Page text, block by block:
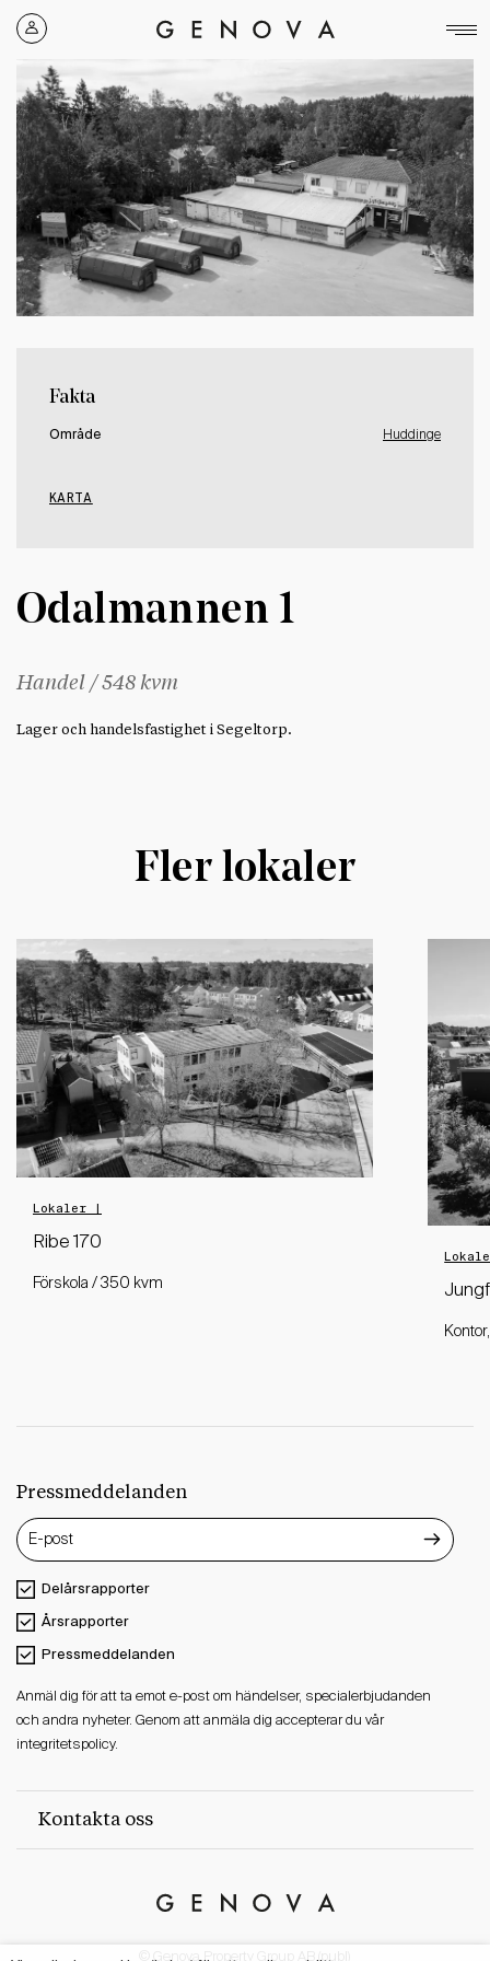
Genova
Fakta
Område Huddinge
KARTA
Odalmannen 1
Handel / 548 kvm
Lager och handelsfastighet i Segeltorp.
Fler lokaler
Lokaler |
Ribe 170
Förskola / 350 kvm
Pressmeddelanden
Delårsrapporter
Årsrapporter
Pressmeddelanden
Anmäl dig för att ta emot e-post om händelser, specialerbjudanden
och andra nyheter. Genom att anmäla dig accepterar du vår
integritetspolicy.
Kontakta oss
Genova
© Genova Property Group AB (publ)